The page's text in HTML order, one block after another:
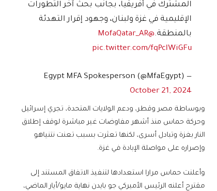
المشترك في أفريقيا، بجانب بحث آخر التطورات
الإقليمية في غزة ولبنان، وجهود إقرار التهدئة
بالمنطقة.@MofaQatar_AR
pic.twitter.com/fqPcIWiGFu
— Egypt MFA Spokesperson (@MfaEgypt)
October 21, 2024
وبوساطة مصر وقطر، ودعم الولايات المتحدة، تجري إسرائيل
وحركة حماس منذ أشهر مفاوضات غير مباشرة لوقف إطلاق
النار بغزة وتبادل أسرى، لكنها تعثرت بسبب تعنت نتنياهو
وإصراره على مواصلة الإبادة في غزة.
وأعلنت حماس مرارا استعدادها لتنفيذ الاتفاق المستند إلى
مقترح أعلنه الرئيس الأميركي جو بايدن نهاية مايو/أيار الماضي،